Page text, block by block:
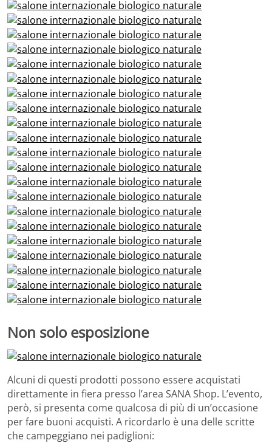
Non solo esposizione
Alcuni di questi prodotti possono essere acquistati
direttamente in fiera presso l’area SANA Shop. L’evento,
però, si presenta come qualcosa di più di un’occasione
per fare buoni acquisti. A ricordarlo è una delle scritte
che campeggiano nei padiglioni: